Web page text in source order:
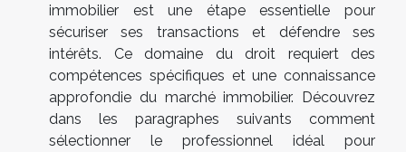
immobilier est une étape essentielle pour
sécuriser ses transactions et défendre ses
intérêts. Ce domaine du droit requiert des
compétences spécifiques et une connaissance
approfondie du marché immobilier. Découvrez
dans les paragraphes suivants comment
sélectionner le professionnel idéal pour